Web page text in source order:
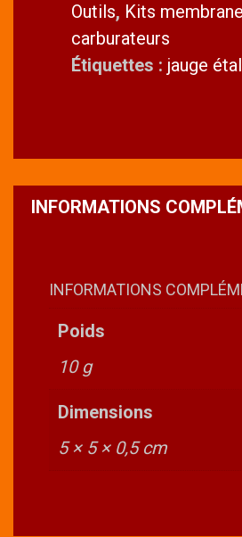
Outils, Kits
carburateurs
Étiquettes : jauge
INFORMATIONS
INFORMATIONS
Poids
10 g
Dimensions
5 × 5 × 0,5 cm